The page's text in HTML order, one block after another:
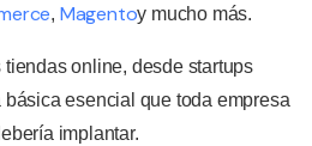
, Magentoy mucho más.
tiendas online, desde startups
básica esencial que toda empresa
implantar.